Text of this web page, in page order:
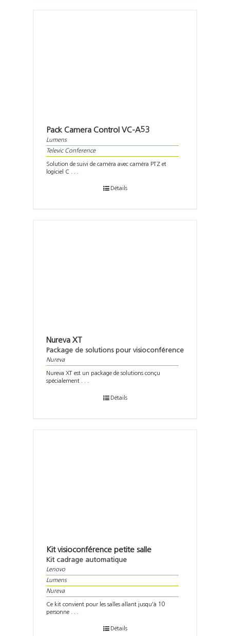
Pack Camera Control VC-A53
Lumens
Televic Conference
Solution de suivi de caméra avec caméra PTZ et
logiciel C . . .
Détails
Nureva XT
Package de solutions pour visioconférence
Nureva
Nureva XT est un package de solutions conçu
spécialement . . .
Détails
Kit visioconférence petite salle
Kit cadrage automatique
Lenovo
Lumens
Nureva
Ce kit convient pour les salles allant jusqu'à 10
personne . . .
Détails